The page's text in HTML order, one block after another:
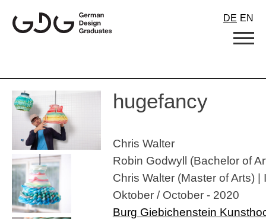
content
DE EN
hugefancy
Chris Walter
Robin Godwyll (Bachelor of
Chris Walter (Master of Arts)
Oktober / October - 2020
Burg Giebichenstein